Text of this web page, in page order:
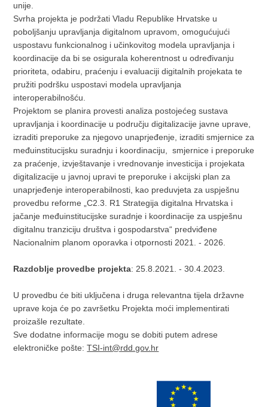
unije.
Svrha projekta je podržati Vladu Republike Hrvatske u
poboljšanju upravljanja digitalnom upravom, omogućujući
uspostavu funkcionalnog i učinkovitog modela upravljanja i
koordinacije da bi se osigurala koherentnost u određivanju
prioriteta, odabiru, praćenju i evaluaciji digitalnih projekata te
pružiti podršku uspostavi modela upravljanja
interoperabilnošću.
Projektom se planira provesti analiza postojećeg sustava
upravljanja i koordinacije u području digitalizacije javne uprave,
izraditi preporuke za njegovo unaprjeđenje, izraditi smjernice za
međuinstitucijsku suradnju i koordinaciju, smjernice i preporuke
za praćenje, izvještavanje i vrednovanje investicija i projekata
digitalizacije u javnoj upravi te preporuke i akcijski plan za
unaprjeđenje interoperabilnosti, kao preduvjeta za uspješnu
provedbu reforme „C2.3. R1 Strategija digitalna Hrvatska i
jačanje međuinstitucijske suradnje i koordinacije za uspješnu
digitalnu tranziciju društva i gospodarstva“ predviđene
Nacionalnim planom oporavka i otpornosti 2021. - 2026.
Razdoblje provedbe projekta: 25.8.2021. - 30.4.2023.
U provedbu će biti uključena i druga relevantna tijela državne
uprave koja će po završetku Projekta moći implementirati
proizašle rezultate.
Sve dodatne informacije mogu se dobiti putem adrese
elektroničke pošte:TSI-int@rdd.gov.hr